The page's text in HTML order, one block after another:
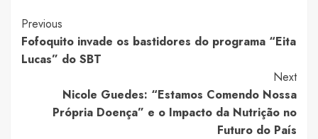
Post
Navigation
Previous
Fofoquito invade os bastidores do programa “Eita
Lucas” do SBT
Next
Nicole Guedes: “Estamos Comendo Nossa
Própria Doença” e o Impacto da Nutrição no
Futuro do País